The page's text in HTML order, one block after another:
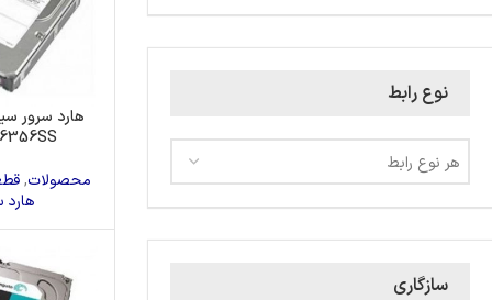
نوع رابط
هر نوع رابط
سازگاری
محصولات,
هارد